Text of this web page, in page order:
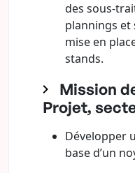
des sous-
plannings et
mise en
stands.
Mission
Projet,
Développer
base d’un